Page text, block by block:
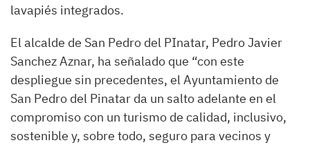
lavapiés integrados.
El alcalde de San Pedro del PInatar, Pedro Javier
Sanchez Aznar, ha señalado que “con este
despliegue sin precedentes, el Ayuntamiento de
San Pedro del Pinatar da un salto adelante en el
compromiso con un turismo de calidad, inclusivo,
sostenible y, sobre todo, seguro para vecinos y